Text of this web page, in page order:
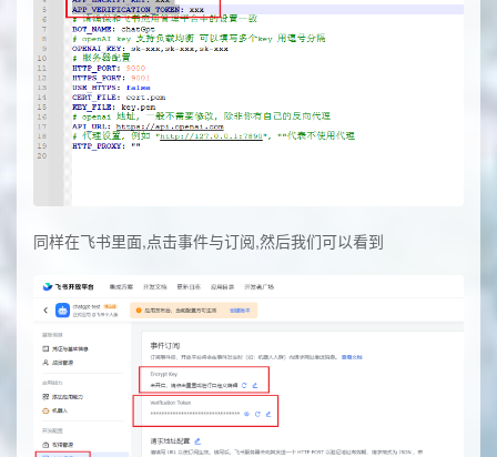
同样在飞书里面,点击事件与订阅,然后我们可以看到